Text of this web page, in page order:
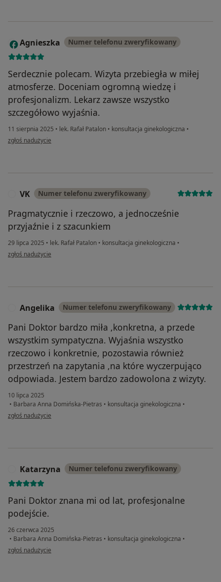
A Agnieszka Numer telefonu zweryfikowany
Serdecznie polecam. Wizyta przebiegła w miłej
atmosferze. Doceniam ogromną wiedzę i
profesjonalizm. Lekarz zawsze wszystko
szczegółowo wyjaśnia.
11 sierpnia 2025 • lek. Rafał Patalon • konsultacja ginekologiczna •
w opinii użytkownika Agnieszka
zgłoś nadużycie
VK Numer telefonu zweryfikowany
Pragmatycznie i rzeczowo, a jednocześnie
przyjaźnie i z szacunkiem
29 lipca 2025 • lek. Rafał Patalon • konsultacja ginekologiczna •
w opinii użytkownika VK
zgłoś nadużycie
Angelika Numer telefonu zweryfikowany
Pani Doktor bardzo miła ,konkretna, a przede
wszystkim sympatyczna. Wyjaśnia wszystko
rzeczowo i konkretnie, pozostawia również
przestrzeń na zapytania ,na które wyczerpująco
odpowiada. Jestem bardzo zadowolona z wizyty.
10 lipca 2025
• Barbara Anna Domińska-Pietras • konsultacja ginekologiczna •
w opinii użytkownika Angelika
zgłoś nadużycie
Katarzyna Numer telefonu zweryfikowany
Pani Doktor znana mi od lat, profesjonalne
podejście.
26 czerwca 2025
• Barbara Anna Domińska-Pietras • konsultacja ginekologiczna •
w opinii użytkownika Katarzyna
zgłoś nadużycie